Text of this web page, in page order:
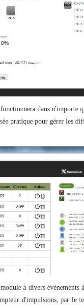
dans n'importe
pratique pour gérer les
à divers événements
d'impulsions, par le